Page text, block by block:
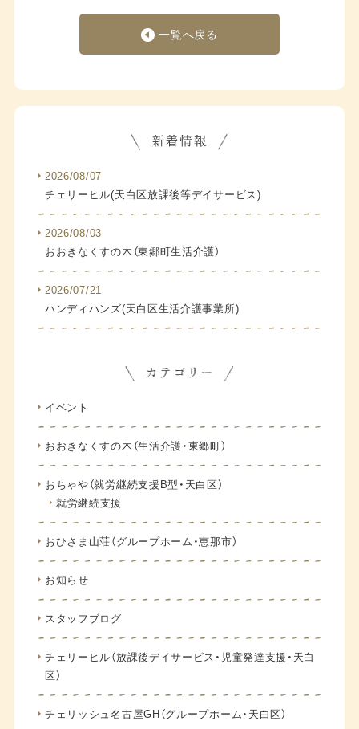
一覧へ戻る
2026/08/07
チェリーヒル(天白区放課後等デイサービス)
2026/08/03
おおきなくすの木（東郷町生活介護）
2026/07/21
ハンディハンズ(天白区生活介護事業所)
イベント
おおきなくすの木（生活介護・東郷町）
おちゃや（就労継続支援B型・天白区）
就労継続支援
おひさま山荘（グループホーム・恵那市）
お知らせ
スタッフブログ
チェリーヒル（放課後デイサービス・児童発達支援・天白
区）
チェリッシュ名古屋GH（グループホーム・天白区）